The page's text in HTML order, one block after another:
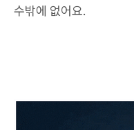
수밖에 없어요.